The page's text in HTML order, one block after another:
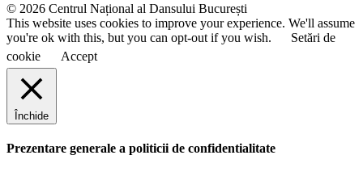
© 2026 Centrul Național al Dansului București
This website uses cookies to improve your experience. We'll assume
you're ok with this, but you can opt-out if you wish.
Setări de
cookie
Accept
Închide
Prezentare generale a politicii de confidentialitate